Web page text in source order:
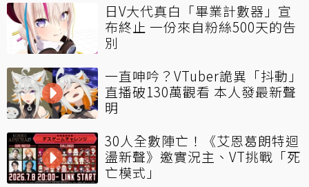
日V大代真白「畢業計數器」宣
布終止 一份來自粉絲500天的告
別
一直呻吟？VTuber詭異「抖動」
直播破130萬觀看 本人發最新聲
明
30人全數陣亡！《艾恩葛朗特迴
盪新聲》邀實況主、VT挑戰「死
亡模式」